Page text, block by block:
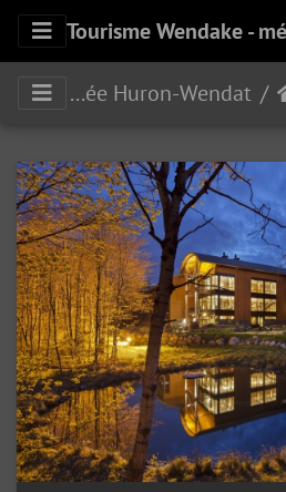
Tourisme Wendake -
Musée Huron-Wendat